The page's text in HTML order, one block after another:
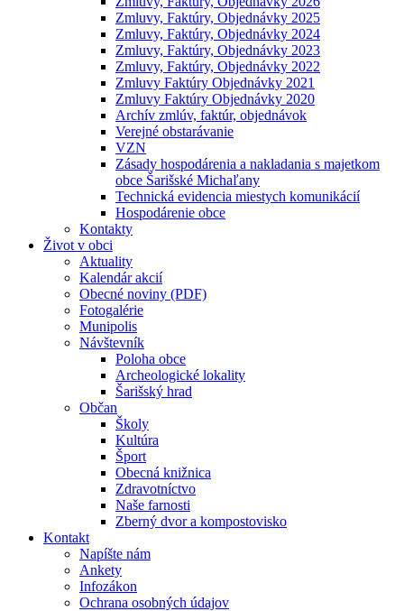
Zmluvy, Faktúry, Objednávky 2025
Zmluvy, Faktúry, Objednávky 2024
Zmluvy, Faktúry, Objednávky 2023
Zmluvy, Faktúry, Objednávky 2022
Zmluvy Faktúry Objednávky 2021
Zmluvy Faktúry Objednávky 2020
Archív zmlúv, faktúr, objednávok
Verejné obstarávanie
VZN
Zásady hospodárenia a nakladania s majetkom
obce Šarišské Michaľany
Technická evidencia miestych komunikácií
Hospodárenie obce
Kontakty
Život v obci
Aktuality
Kalendár akcií
Obecné noviny (PDF)
Fotogalérie
Munipolis
Návštevník
Poloha obce
Archeologické lokality
Šarišský hrad
Občan
Školy
Kultúra
Šport
Obecná knižnica
Zdravotníctvo
Naše farnosti
Zberný dvor a kompostovisko
Kontakt
Napíšte nám
Ankety
Infozákon
Ochrana osobných údajov